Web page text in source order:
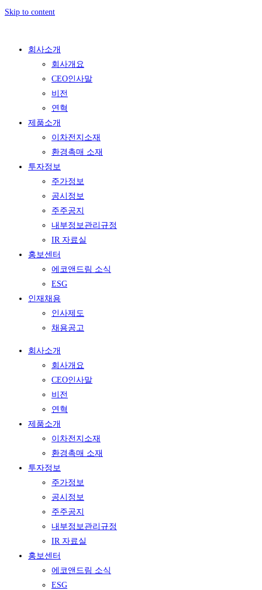
Skip to content
회사소개
회사개요
CEO인사말
비전
연혁
제품소개
이차전지소재
환경촉매 소재
투자정보
주가정보
공시정보
주주공지
내부정보관리규정
IR 자료실
홍보센터
에코앤드림 소식
ESG
인재채용
인사제도
채용공고
회사소개
회사개요
CEO인사말
비전
연혁
제품소개
이차전지소재
환경촉매 소재
투자정보
주가정보
공시정보
주주공지
내부정보관리규정
IR 자료실
홍보센터
에코앤드림 소식
ESG